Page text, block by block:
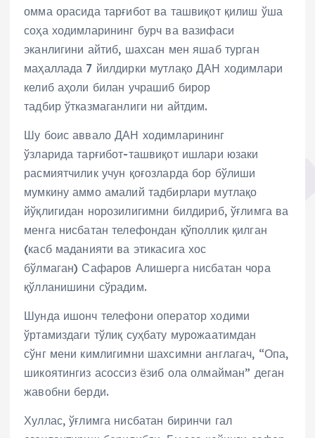
омма орасида тарғибот ва ташвиқот қилиш ўша
соҳа ходимларининг бурч ва вазифаси
эканлигини айтиб, шахсан мен яшаб турган
маҳаллада 7 йилдирки мутлақо ДАН ходимлари
келиб аҳоли билан учрашиб бирор
тадбир ўтказмаганлиги ни айтдим.
Шу боис аввало ДАН ходимларининг
ўзларида тарғибот-ташвиқот ишлари юзаки
расмиятчилик учун қоғозларда бор бўлиши
мумкину аммо амалий тадбирлари мутлақо
йўқлигидан норозилигимни билдириб, ўғлимга ва
менга нисбатан телефондан қўполлик қилган
(касб маданияти ва этикасига хос
бўлмаган) Сафаров Алишерга нисбатан чора
қўлланишини сўрадим.
Шунда ишонч телефони оператор ходими
ўртамиздаги тўлиқ суҳбату мурожаатимдан
сўнг мени кимлигимни шахсимни англагач, “Опа,
шикоятингиз асоссиз ёзиб ола олмайман” деган
жавобни берди.
Хуллас, ўғлимга нисбатан биринчи гал